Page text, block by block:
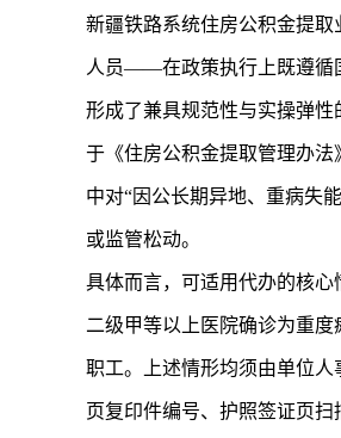
新疆铁路系统住房公积金提
人员——在政策执行上既遵循
形成了兼具规范性与实操弹
于《住房公积金提取管理办法
中对“因公长期异地、重病失
或监管松动。
具体而言，可适用代办的核
二级甲等以上医院确诊为重
职工。上述情形均须由单位
页复印件编号、护照签证页